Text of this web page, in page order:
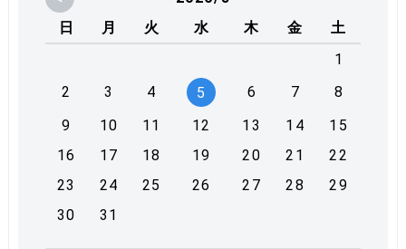
日
月 火 水 木 金
土
1
2
3 4 5 6 7
8
9
10 11 12 13 14
15
16
17 18 19 20 21
22
23
24 25 26 27 28
29
30
31